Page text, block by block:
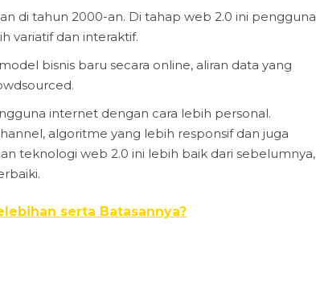
di tahun 2000-an. Di tahap web 2.0 ini pengguna
variatif dan interaktif.
bisnis baru secara online, aliran data yang
internet dengan cara lebih personal.
algoritme yang lebih responsif dan juga
teknologi web 2.0 ini lebih baik dari sebelumnya,
serta Batasannya?